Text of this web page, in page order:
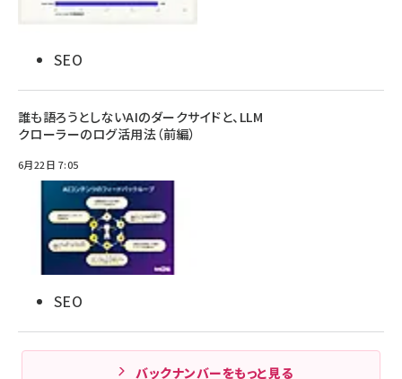
SEO
誰も語ろうとしないAIのダークサイドと、LLM
クローラーのログ活用法（前編）
6月22日 7:05
SEO
バックナンバーをもっと見る